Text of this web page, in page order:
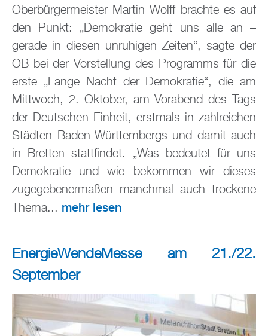
Oberbürgermeister Martin Wolff brachte es auf
den Punkt: „Demokratie geht uns alle an –
gerade in diesen unruhigen Zeiten“, sagte der
OB bei der Vorstellung des Programms für die
erste „Lange Nacht der Demokratie“, die am
Mittwoch, 2. Oktober, am Vorabend des Tags
der Deutschen Einheit, erstmals in zahlreichen
Städten Baden-Württembergs und damit auch
in Bretten stattfindet. „Was bedeutet für uns
Demokratie und wie bekommen wir dieses
zugegebenermaßen manchmal auch trockene
Thema... mehr lesen
EnergieWendeMesse am 21./22.
September